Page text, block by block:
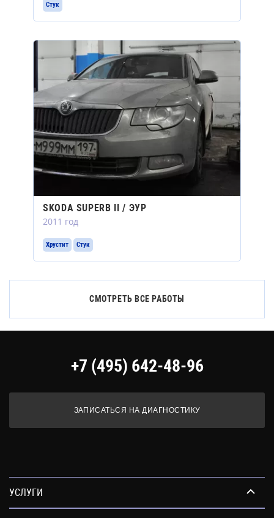
Стук
SKODA SUPERB II / ЭУР
2011 год
Хрустит Стук
СМОТРЕТЬ ВСЕ РАБОТЫ
+7 (495) 642-48-96
ЗАПИСАТЬСЯ НА ДИАГНОСТИКУ
УСЛУГИ